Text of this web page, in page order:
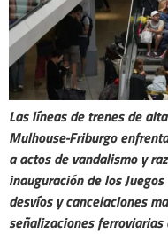
Las líneas de trenes de
Mulhouse-Friburgo
a actos de vandalismo y
inauguración de los
desvíos y cancelaciones
señalizaciones ferroviarias